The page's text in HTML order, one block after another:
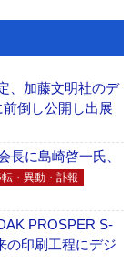
、加藤文明社のデ
倒し公開し出展
に島崎啓一氏、
・異動・訃報
PROSPER S-
印刷工程にデジ